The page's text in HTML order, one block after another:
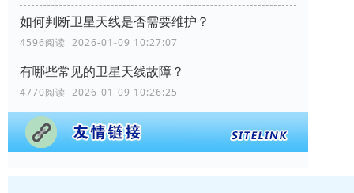
如何判断卫星天线是否需要维护？
4596阅读 2026-01-09 10:27:07
有哪些常见的卫星天线故障？
4770阅读 2026-01-09 10:26:25